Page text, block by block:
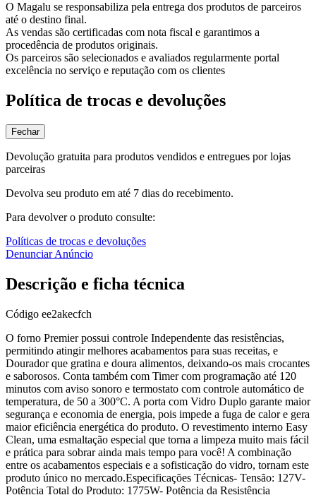
O Magalu se responsabiliza pela entrega dos produtos de parceiros
até o destino final.
As vendas são certificadas com nota fiscal e garantimos a
procedência de produtos originais.
Os parceiros são selecionados e avaliados regularmente portal
excelência no serviço e reputação com os clientes
Política de trocas e devoluções
Fechar
Devolução gratuita para produtos vendidos e entregues por lojas
parceiras
Devolva seu produto em até 7 dias do recebimento.
Para devolver o produto consulte:
Políticas de trocas e devoluções
Denunciar Anúncio
Descrição e ficha técnica
Código ee2akecfch
O forno Premier possui controle Independente das resistências,
permitindo atingir melhores acabamentos para suas receitas, e
Dourador que gratina e doura alimentos, deixando-os mais crocantes
e saborosos. Conta também com Timer com programação até 120
minutos com aviso sonoro e termostato com controle automático de
temperatura, de 50 a 300°C. A porta com Vidro Duplo garante maior
segurança e economia de energia, pois impede a fuga de calor e gera
maior eficiência energética do produto. O revestimento interno Easy
Clean, uma esmaltação especial que torna a limpeza muito mais fácil
e prática para sobrar ainda mais tempo para você! A combinação
entre os acabamentos especiais e a sofisticação do vidro, tornam este
produto único no mercado.Especificações Técnicas- Tensão: 127V-
Potência Total do Produto: 1775W- Potência da Resistência